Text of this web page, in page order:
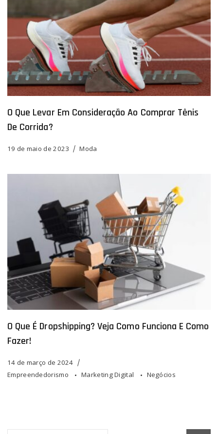
O Que Levar Em Consideração Ao Comprar Tênis
De Corrida?
19 de maio de 2023 Moda
O Que É Dropshipping? Veja Como Funciona E Como
Fazer!
14 de março de 2024
Empreendedorismo
Marketing Digital Negócios